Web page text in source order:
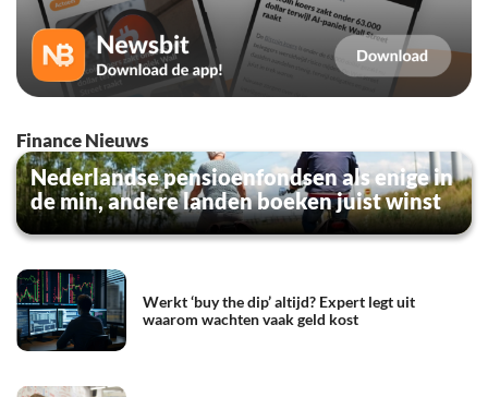
Finance Nieuws
Nederlandse pensioenfondsen als enige in
de min, andere landen boeken juist winst
Werkt ‘buy the dip’ altijd? Expert legt uit
waarom wachten vaak geld kost